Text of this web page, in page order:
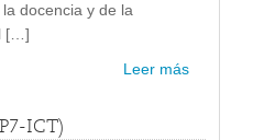
docencia y de la
[…]
Leer más
ICT)